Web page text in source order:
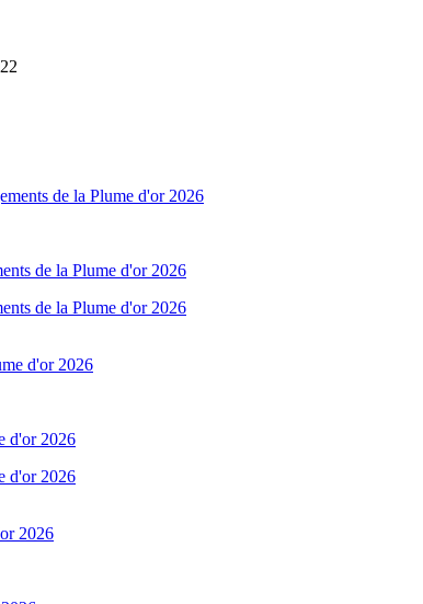
de la Plume d'or 2026
de la Plume d'or 2026
d'or 2026
d'or 2026